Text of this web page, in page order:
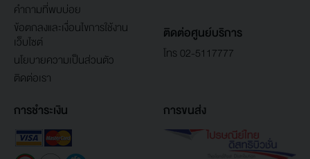
คำถามที่พบบ่อย
ข้อตกลงและเงื่อนไขการใช้งาน
เว็บไซต์
นโยบายความเป็นส่วนตัว
ติดต่อเรา
ติดต่อศูนย์บริการ
โทร 02-5117777
การชำระเงิน การขนส่ง